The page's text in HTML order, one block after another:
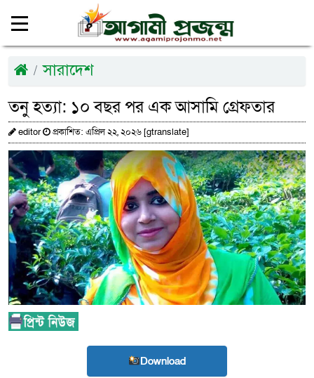
সারাদেশ
তনু হত্যা: ১০ বছর পর এক আসামি গ্রেফতার
editor প্রকাশিত: এপ্রিল ২২, ২০২৬ [gtranslate]
Download